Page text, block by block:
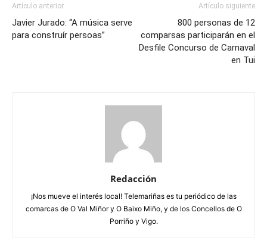
Artículo anterior
Javier Jurado: “A música serve
para construír persoas”
Artículo siguiente
800 personas de 12
comparsas participarán en el
Desfile Concurso de Carnaval
en Tui
Redacción
¡Nos mueve el interés local! Telemariñas es tu periódico de las
comarcas de O Val Miñor y O Baixo Miño, y de los Concellos de O
Porriño y Vigo.